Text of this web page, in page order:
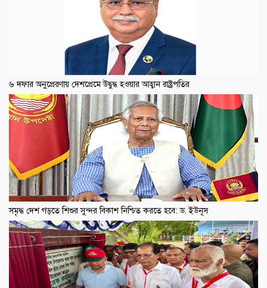
৬ দফার অনুপ্রেরণায় দেশপ্রেমে উদ্বুদ্ধ হওয়ার আহ্বান রাষ্ট্রপতির
সমৃদ্ধ দেশ গড়তে শিশুর সুন্দর বিকাশ নিশ্চিত করতে হবে: ড. ইউনূস